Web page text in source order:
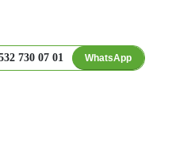
730 07 01 WhatsApp